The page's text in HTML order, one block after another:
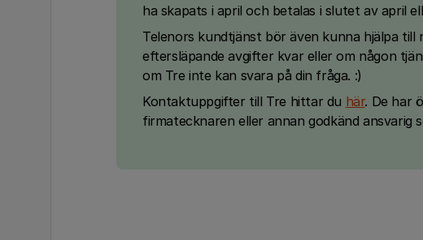
ha skapats i april och betalas i slutet av april
Telenors kundtjänst bör även kunna hjälpa
eftersläpande avgifter kvar eller om någon
om Tre inte kan svara på din fråga. :)
Kontaktuppgifter till Tre hittar du här. De har
firmatecknaren eller annan godkänd ansvarig